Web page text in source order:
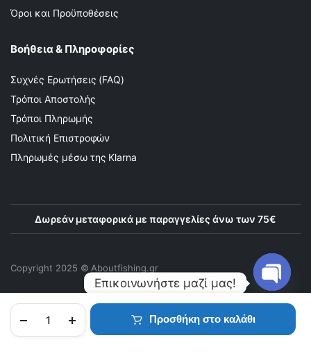
Προσθήκη στο καλάθι
Όροι και Προϋποθέσεις
Βοήθεια & Πληροφορίες
Συχνές Ερωτήσεις (FAQ)
Τρόποι Αποστολής
Τρόποι Πληρωμής
Πολιτική Επιστροφών
Πληρωμές μέσω της Klarna
Δωρεάν μεταφορικά με παραγγελίες άνω των 75€
Copyright 2025 © Αboutfishing.gr
ΑΡΧΙΚΉ ΠΡΟΪΌΝΤΑ ΑΓΑΠΗΜΈΝΑ ΛΟΓΑΡΙΑΣΜΌΣ
Επικοινωνήστε μαζί μας!
chaty